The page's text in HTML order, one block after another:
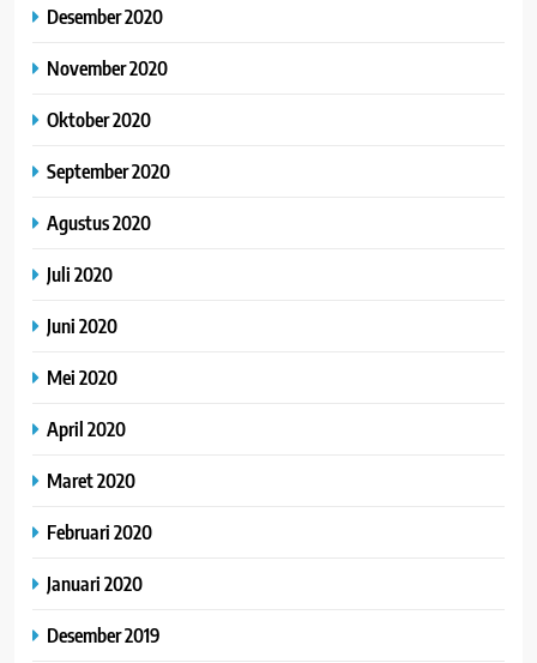
Desember 2020
November 2020
Oktober 2020
September 2020
Agustus 2020
Juli 2020
Juni 2020
Mei 2020
April 2020
Maret 2020
Februari 2020
Januari 2020
Desember 2019